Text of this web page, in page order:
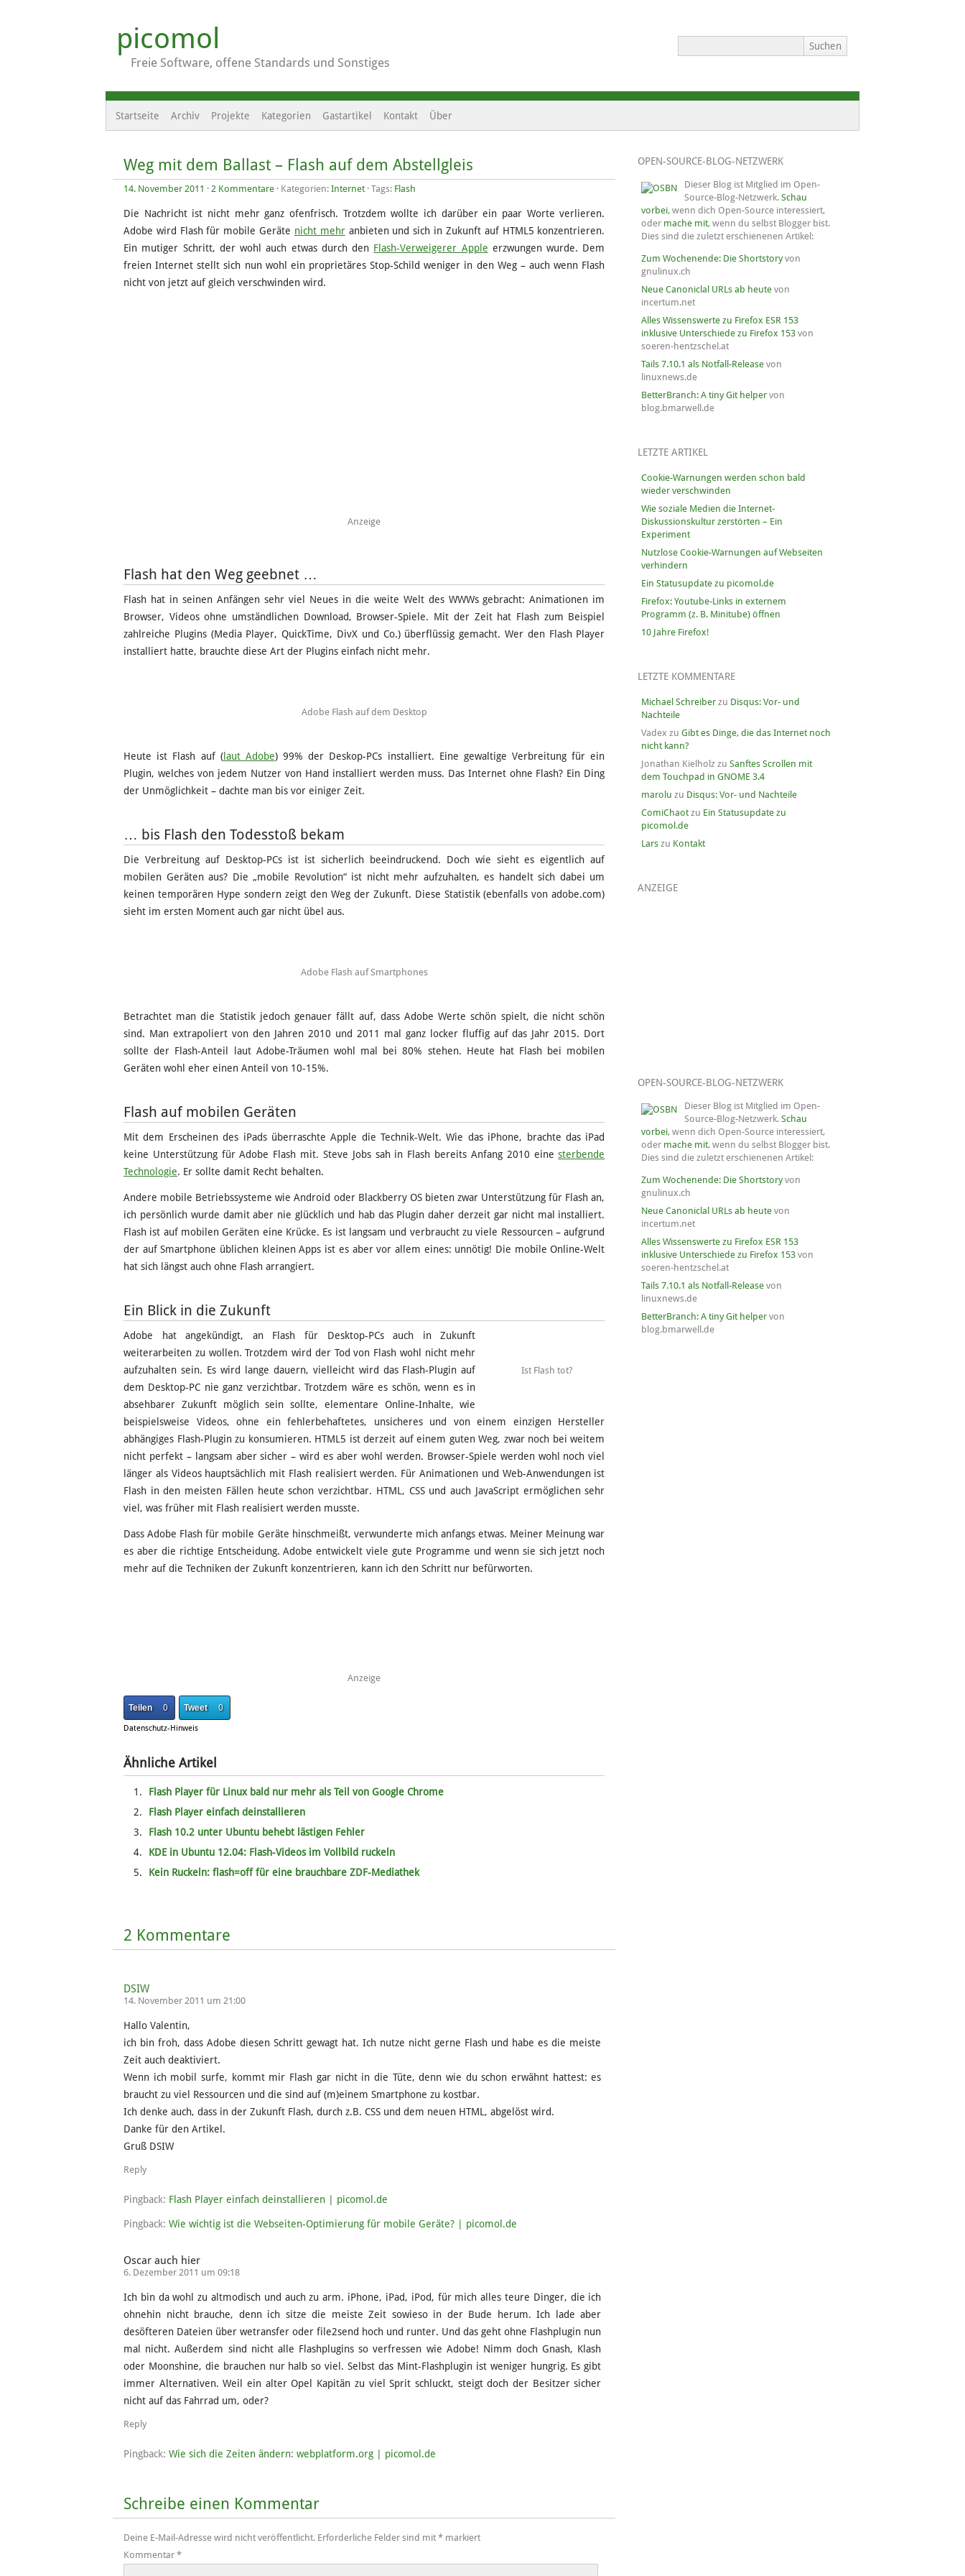
picomol
Freie Software, offene Standards und Sonstiges
Startseite Archiv Projekte Kategorien Gastartikel Kontakt Über
Weg mit dem Ballast – Flash auf dem Abstellgleis
14. November 2011 · 2 Kommentare · Kategorien: Internet· Tags: Flash
Die Nachricht ist nicht mehr ganz ofenfrisch. Trotzdem wollte ich darüber ein paar Worte verlieren.
Adobe wird Flash für mobile Geräte nicht mehranbieten und sich in Zukunft auf HTML5 konzentrieren.
Ein mutiger Schritt, der wohl auch etwas durch den Flash-Verweigerer Apple erzwungen wurde. Dem
freien Internet stellt sich nun wohl ein proprietäres Stop-Schild weniger in den Weg – auch wenn Flash
nicht von jetzt auf gleich verschwinden wird.
Anzeige
Flash hat den Weg geebnet …
Flash hat in seinen Anfängen sehr viel Neues in die weite Welt des WWWs gebracht: Animationen im
Browser, Videos ohne umständlichen Download, Browser-Spiele. Mit der Zeit hat Flash zum Beispiel
zahlreiche Plugins (Media Player, QuickTime, DivX und Co.) überflüssig gemacht. Wer den Flash Player
installiert hatte, brauchte diese Art der Plugins einfach nicht mehr.
Adobe Flash auf dem Desktop
Heute ist Flash auf (laut Adobe) 99% der Deskop-PCs installiert. Eine gewaltige Verbreitung für ein
Plugin, welches von jedem Nutzer von Hand installiert werden muss. Das Internet ohne Flash? Ein Ding
der Unmöglichkeit – dachte man bis vor einiger Zeit.
… bis Flash den Todesstoß bekam
Die Verbreitung auf Desktop-PCs ist ist sicherlich beeindruckend. Doch wie sieht es eigentlich auf
mobilen Geräten aus? Die „mobile Revolution“ ist nicht mehr aufzuhalten, es handelt sich dabei um
keinen temporären Hype sondern zeigt den Weg der Zukunft. Diese Statistik (ebenfalls von adobe.com)
sieht im ersten Moment auch gar nicht übel aus.
Adobe Flash auf Smartphones
Betrachtet man die Statistik jedoch genauer fällt auf, dass Adobe Werte schön spielt, die nicht schön
sind. Man extrapoliert von den Jahren 2010 und 2011 mal ganz locker fluffig auf das Jahr 2015. Dort
sollte der Flash-Anteil laut Adobe-Träumen wohl mal bei 80% stehen. Heute hat Flash bei mobilen
Geräten wohl eher einen Anteil von 10-15%.
Flash auf mobilen Geräten
Mit dem Erscheinen des iPads überraschte Apple die Technik-Welt. Wie das iPhone, brachte das iPad
keine Unterstützung für Adobe Flash mit. Steve Jobs sah in Flash bereits Anfang 2010 einesterbende
Technologie. Er sollte damit Recht behalten.
Andere mobile Betriebssysteme wie Android oder Blackberry OS bieten zwar Unterstützung für Flash an,
ich persönlich wurde damit aber nie glücklich und hab das Plugin daher derzeit gar nicht mal installiert.
Flash ist auf mobilen Geräten eine Krücke. Es ist langsam und verbraucht zu viele Ressourcen – aufgrund
der auf Smartphone üblichen kleinen Apps ist es aber vor allem eines: unnötig! Die mobile Online-Welt
hat sich längst auch ohne Flash arrangiert.
Ein Blick in die Zukunft
Ist Flash tot?
Adobe hat angekündigt, an Flash für Desktop-PCs auch in Zukunft
weiterarbeiten zu wollen. Trotzdem wird der Tod von Flash wohl nicht mehr
aufzuhalten sein. Es wird lange dauern, vielleicht wird das Flash-Plugin auf
dem Desktop-PC nie ganz verzichtbar. Trotzdem wäre es schön, wenn es in
absehbarer Zukunft möglich sein sollte, elementare Online-Inhalte, wie
beispielsweise Videos, ohne ein fehlerbehaftetes, unsicheres und von einem einzigen Hersteller
abhängiges Flash-Plugin zu konsumieren. HTML5 ist derzeit auf einem guten Weg, zwar noch bei weitem
nicht perfekt – langsam aber sicher – wird es aber wohl werden. Browser-Spiele werden wohl noch viel
länger als Videos hauptsächlich mit Flash realisiert werden. Für Animationen und Web-Anwendungen ist
Flash in den meisten Fällen heute schon verzichtbar. HTML, CSS und auch JavaScript ermöglichen sehr
viel, was früher mit Flash realisiert werden musste.
Dass Adobe Flash für mobile Geräte hinschmeißt, verwunderte mich anfangs etwas. Meiner Meinung war
es aber die richtige Entscheidung. Adobe entwickelt viele gute Programme und wenn sie sich jetzt noch
mehr auf die Techniken der Zukunft konzentrieren, kann ich den Schritt nur befürworten.
Anzeige
0
Teilen 0
Tweet
Datenschutz-Hinweis
Ähnliche Artikel
Flash Player für Linux bald nur mehr als Teil von Google Chrome
Flash Player einfach deinstallieren
Flash 10.2 unter Ubuntu behebt lästigen Fehler
KDE in Ubuntu 12.04: Flash-Videos im Vollbild ruckeln
Kein Ruckeln: flash=off für eine brauchbare ZDF-Mediathek
2 Kommentare
DSIW
14. November 2011 um 21:00
Hallo Valentin,
ich bin froh, dass Adobe diesen Schritt gewagt hat. Ich nutze nicht gerne Flash und habe es die meiste
Zeit auch deaktiviert.
Wenn ich mobil surfe, kommt mir Flash gar nicht in die Tüte, denn wie du schon erwähnt hattest: es
braucht zu viel Ressourcen und die sind auf (m)einem Smartphone zu kostbar.
Ich denke auch, dass in der Zukunft Flash, durch z.B. CSS und dem neuen HTML, abgelöst wird.
Danke für den Artikel.
Gruß DSIW
Reply
Pingback: Flash Player einfach deinstallieren | picomol.de
Pingback: Wie wichtig ist die Webseiten-Optimierung für mobile Geräte? | picomol.de
Oscar auch hier
6. Dezember 2011 um 09:18
Ich bin da wohl zu altmodisch und auch zu arm. iPhone, iPad, iPod, für mich alles teure Dinger, die ich
ohnehin nicht brauche, denn ich sitze die meiste Zeit sowieso in der Bude herum. Ich lade aber
desöfteren Dateien über wetransfer oder file2send hoch und runter. Und das geht ohne Flashplugin nun
mal nicht. Außerdem sind nicht alle Flashplugins so verfressen wie Adobe! Nimm doch Gnash, Klash
oder Moonshine, die brauchen nur halb so viel. Selbst das Mint-Flashplugin ist weniger hungrig. Es gibt
immer Alternativen. Weil ein alter Opel Kapitän zu viel Sprit schluckt, steigt doch der Besitzer sicher
nicht auf das Fahrrad um, oder?
Reply
Pingback: Wie sich die Zeiten ändern: webplatform.org | picomol.de
Schreibe einen Kommentar
Deine E-Mail-Adresse wird nicht veröffentlicht. Erforderliche Felder sind mit * markiert
Kommentar *
OPEN-SOURCE-BLOG-NETZWERK
Dieser Blog ist Mitglied im Open-
Source-Blog-Netzwerk.Schau
vorbei, wenn dich Open-Source interessiert,
oder mache mit, wenn du selbst Blogger bist.
Dies sind die zuletzt erschienenen Artikel:
Zum Wochenende: Die Shortstoryvon
gnulinux.ch
Neue Canoniclal URLs ab heute von
incertum.net
Alles Wissenswerte zu Firefox ESR 153
inklusive Unterschiede zu Firefox 153 von
soeren-hentzschel.at
Tails 7.10.1 als Notfall-Release von
linuxnews.de
BetterBranch: A tiny Git helper von
blog.bmarwell.de
LETZTE ARTIKEL
Cookie-Warnungen werden schon bald
wieder verschwinden
Wie soziale Medien die Internet-
Diskussionskultur zerstörten – Ein
Experiment
Nutzlose Cookie-Warnungen auf Webseiten
verhindern
Ein Statusupdate zu picomol.de
Firefox: Youtube-Links in externem
Programm (z. B. Minitube) öffnen
10 Jahre Firefox!
LETZTE KOMMENTARE
Michael Schreiber zu Disqus: Vor- und
Nachteile
Vadex zuGibt es Dinge, die das Internet noch
nicht kann?
Jonathan Kielholz zuSanftes Scrollen mit
dem Touchpad in GNOME 3.4
marolu zu Disqus: Vor- und Nachteile
ComiChaotzu Ein Statusupdate zu
picomol.de
Lars zu Kontakt
ANZEIGE
OPEN-SOURCE-BLOG-NETZWERK
Dieser Blog ist Mitglied im Open-
Source-Blog-Netzwerk.Schau
vorbei, wenn dich Open-Source interessiert,
oder mache mit, wenn du selbst Blogger bist.
Dies sind die zuletzt erschienenen Artikel:
Zum Wochenende: Die Shortstoryvon
gnulinux.ch
Neue Canoniclal URLs ab heute von
incertum.net
Alles Wissenswerte zu Firefox ESR 153
inklusive Unterschiede zu Firefox 153 von
soeren-hentzschel.at
Tails 7.10.1 als Notfall-Release von
linuxnews.de
BetterBranch: A tiny Git helper von
blog.bmarwell.de